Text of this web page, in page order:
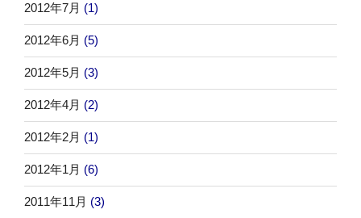
2012年7月 (1)
2012年6月 (5)
2012年5月 (3)
2012年4月 (2)
2012年2月 (1)
2012年1月 (6)
2011年11月 (3)